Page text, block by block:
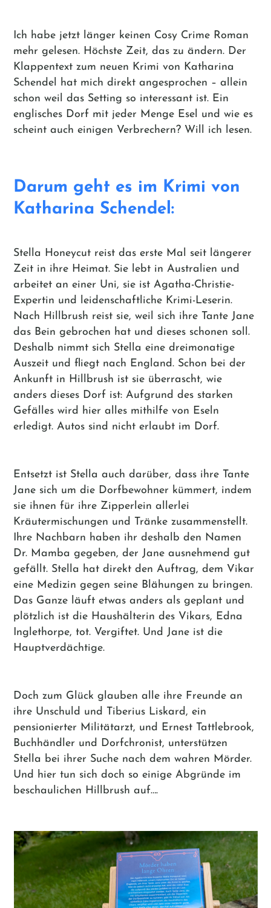
Ich habe jetzt länger keinen Cosy Crime Roman
mehr gelesen. Höchste Zeit, das zu ändern. Der
Klappentext zum neuen Krimi von Katharina
Schendel hat mich direkt angesprochen – allein
schon weil das Setting so interessant ist. Ein
englisches Dorf mit jeder Menge Esel und wie es
scheint auch einigen Verbrechern? Will ich lesen.
Darum geht es im Krimi von
Katharina Schendel:
Stella Honeycut reist das erste Mal seit längerer
Zeit in ihre Heimat. Sie lebt in Australien und
arbeitet an einer Uni, sie ist Agatha-Christie-
Expertin und leidenschaftliche Krimi-Leserin.
Nach Hillbrush reist sie, weil sich ihre Tante Jane
das Bein gebrochen hat und dieses schonen soll.
Deshalb nimmt sich Stella eine dreimonatige
Auszeit und fliegt nach England. Schon bei der
Ankunft in Hillbrush ist sie überrascht, wie
anders dieses Dorf ist: Aufgrund des starken
Gefälles wird hier alles mithilfe von Eseln
erledigt. Autos sind nicht erlaubt im Dorf.
Entsetzt ist Stella auch darüber, dass ihre Tante
Jane sich um die Dorfbewohner kümmert, indem
sie ihnen für ihre Zipperlein allerlei
Kräutermischungen und Tränke zusammenstellt.
Ihre Nachbarn haben ihr deshalb den Namen
Dr. Mamba gegeben, der Jane ausnehmend gut
gefällt. Stella hat direkt den Auftrag, dem Vikar
eine Medizin gegen seine Blähungen zu bringen.
Das Ganze läuft etwas anders als geplant und
plötzlich ist die Haushälterin des Vikars, Edna
Inglethorpe, tot. Vergiftet. Und Jane ist die
Hauptverdächtige.
Doch zum Glück glauben alle ihre Freunde an
ihre Unschuld und Tiberius Liskard, ein
pensionierter Militätarzt, und Ernest Tattlebrook,
Buchhändler und Dorfchronist, unterstützen
Stella bei ihrer Suche nach dem wahren Mörder.
Und hier tun sich doch so einige Abgründe im
beschaulichen Hillbrush auf….